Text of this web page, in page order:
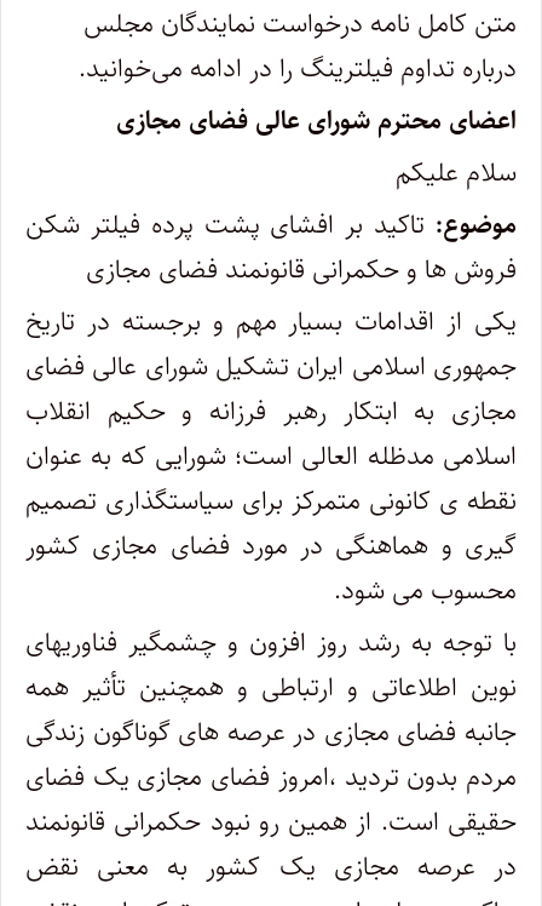
متن کامل نامه درخواست نمایندگان مجلس
درباره تداوم فیلترینگ را در ادامه می‌خوانید.
اعضای محترم شورای عالی فضای مجازی
سلام علیکم
موضوع: تاکید بر افشای پشت پرده فیلتر شکن
فروش ها و حکمرانی قانونمند فضای مجازی
یکی از اقدامات بسیار مهم و برجسته در تاریخ
جمهوری اسلامی ایران تشکیل شورای عالی فضای
مجازی به ابتکار رهبر فرزانه و حکیم انقلاب
اسلامی مدظله العالی است؛ شورایی که به عنوان
نقطه ی کانونی متمرکز برای سیاستگذاری تصمیم
گیری و هماهنگی در مورد فضای مجازی کشور
محسوب می شود.
با توجه به رشد روز افزون و چشمگیر فناوریهای
نوین اطلاعاتی و ارتباطی و همچنین تأثیر همه
جانبه فضای مجازی در عرصه های گوناگون زندگی
مردم بدون تردید ،امروز فضای مجازی یک فضای
حقیقی است. از همین رو نبود حکمرانی قانونمند
در عرصه مجازی یک کشور به معنی نقض